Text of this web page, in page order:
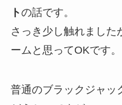
トの話です。
さっき少し触れました
ームと思ってOKです。
普通のブラックジャッ